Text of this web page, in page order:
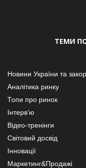
ТЕМИ
Новини України та
Аналітика ринку
Топи про ринок
Інтерв’ю
Відео-тренінги
Світовий досвід
Інновації
Маркетинг&Продажі